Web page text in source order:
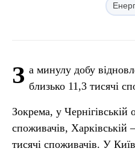
З а минулу добу
близько 11,3 тисячі
Зокрема, у Чернігівській
споживачів, Харківській
тисячі споживачів. У